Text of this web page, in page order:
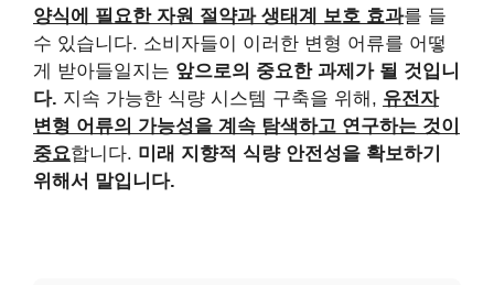
양식에 필요한 자원 절약과 생태계 보호 효과를 들
수 있습니다. 소비자들이 이러한 변형 어류를 어떻
게 받아들일지는 앞으로의 중요한 과제가 될 것입니
다. 지속 가능한 식량 시스템 구축을 위해, 유전자
변형 어류의 가능성을 계속 탐색하고 연구하는 것이
중요합니다. 미래 지향적 식량 안전성을 확보하기
위해서 말입니다.